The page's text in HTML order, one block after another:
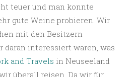
teuer und man konnte
gute Weine probieren. Wir
mit den Besitzern
daran interessiert waren, was
and Travels in Neuseeland
überall reisen. Da wir für